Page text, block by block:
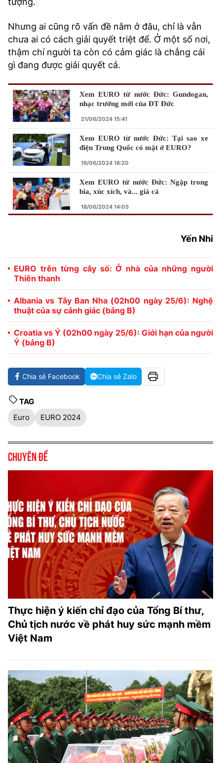
Nhưng ai cũng rõ vấn đề nằm ở đâu, chỉ là vẫn
chưa ai có cách giải quyết triệt để. Ở một số nơi,
thậm chí người ta còn có cảm giác là chẳng cái
gì đang được giải quyết cả.
Xem EURO từ nước Đức: Gundogan,
nhạc trưởng mới của ĐT Đức
21/06/2024 15:41
Xem EURO từ nước Đức: Tại sao xe
điện Trung Quốc có mặt ở EURO?
19/06/2024 18:20
Xem EURO từ nước Đức: Ngập trong
bia, xúc xích, và... giá cả
18/06/2024 14:05
Yến Nhi
EURO trên từng cây số: Ở nhà của những người
Thiên thanh
Albania vs Tây Ban Nha (02h00 ngày 25/6): Nghệ
thuật của sự cảnh giác (bảng B)
Croatia vs Ý (02h00 ngày 25/6): Giới hạn của người
Ý (bảng B)
Chia sẻ Facebook Chia sẻ Zalo
TAG
Euro
EURO 2024
Chuyên đề
Thực hiện ý kiến chỉ đạo của Tổng Bí thư,
Chủ tịch nước về phát huy sức mạnh mềm
Việt Nam